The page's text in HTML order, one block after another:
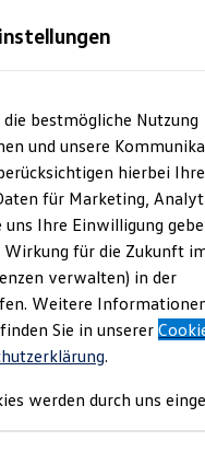
Gebrauchtwagen
bestmögliche Nutzung
und unsere
hierbei Ihre
für Marketing,
uns Ihre Einwilligung
Wirkung für die Zukunft
verwalten) in der
Weitere
Sie in unserer
.
werden durch uns